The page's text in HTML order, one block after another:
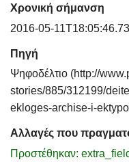
Χρονική σήμανση
2016-05-
Πηγή
Ψηφοδέλτιο (http://
stories/885/312199/
ekloges-archise-i-
Αλλαγές που
Προστέθηκαν: